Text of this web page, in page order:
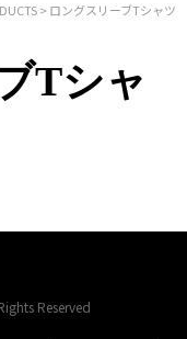
> ロングスリーブTシャツ
Tシャ
Reserved